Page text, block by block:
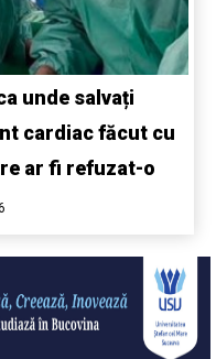
unde salvați
cardiac făcut cu
ar fi refuzat-o